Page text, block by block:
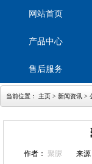
网站首页
产品中心
售后服务
当前位置： 主页 > 新闻资讯 >
作者： 聚脲 来源